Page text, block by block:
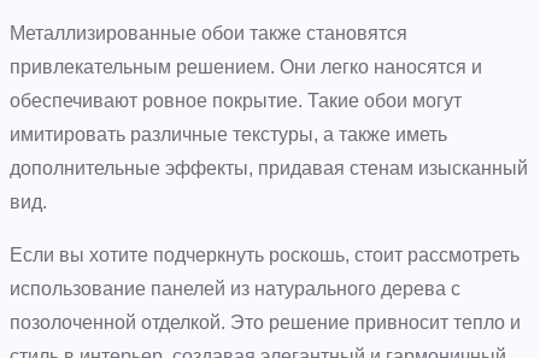
Металлизированные обои также становятся
привлекательным решением. Они легко наносятся и
обеспечивают ровное покрытие. Такие обои могут
имитировать различные текстуры, а также иметь
дополнительные эффекты, придавая стенам изысканный
вид.
Если вы хотите подчеркнуть роскошь, стоит рассмотреть
использование панелей из натурального дерева с
позолоченной отделкой. Это решение привносит тепло и